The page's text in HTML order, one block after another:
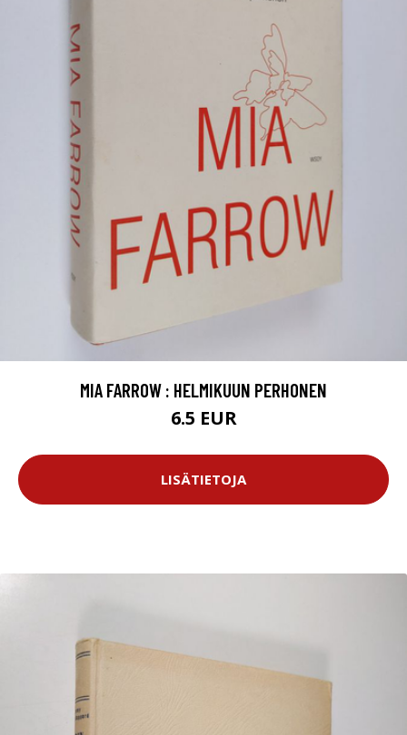
MIA FARROW : HELMIKUUN PERHONEN
6.5 EUR
LISÄTIETOJA